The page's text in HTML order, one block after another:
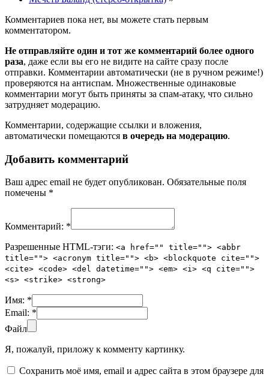
Комментариев пока нет, вы можете стать первым
комментатором.
Не отправляйте один и тот же комментарий более одного
раза, даже если вы его не видите на сайте сразу после
отправки. Комментарии автоматически (не в ручном режиме!)
проверяются на антиспам. Множественные одинаковые
комментарии могут быть приняты за спам-атаку, что сильно
затрудняет модерацию.
Комментарии, содержащие ссылки и вложения,
автоматически помещаются в очередь на модерацию.
Добавить комментарий
Ваш адрес email не будет опубликован. Обязательные поля
помечены *
Комментарий: *
Разрешенные HTML-тэги: <a href="" title=""> <abbr
title=""> <acronym title=""> <b> <blockquote cite="">
<cite> <code> <del datetime=""> <em> <i> <q cite="">
<s> <strike> <strong>
Имя: *
Email: *
Файл
Я, пожалуй, приложу к комменту картинку.
Сохранить моё имя, email и адрес сайта в этом браузере для